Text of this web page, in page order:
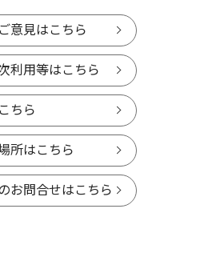
意見はこちら
利用等はこちら
ちら
所はこちら
お問合せはこちら